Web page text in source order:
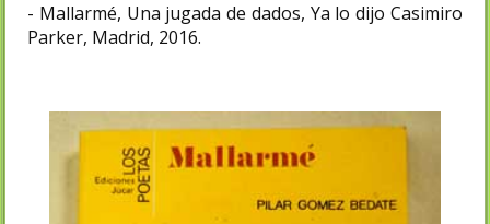
- Mallarmé, Una jugada de dados, Ya lo dijo Casimiro
Parker, Madrid, 2016.